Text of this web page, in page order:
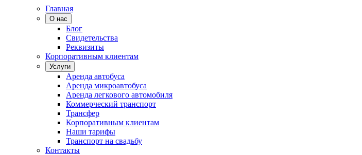
Главная
О нас
Блог
Свидетельства
Реквизиты
Корпоративным клиентам
Услуги
Аренда автобуса
Аренда микроавтобуса
Аренда легкового автомобиля
Коммерческий транспорт
Трансфер
Корпоративным клиентам
Наши тарифы
Транспорт на свадьбу
Контакты